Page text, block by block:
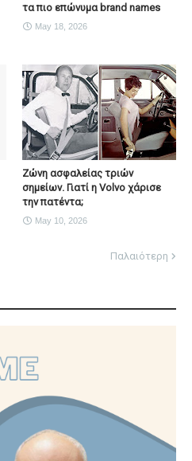
τα πιο επώνυμα brand names
May 18, 2026
Ζώνη ασφαλείας τριών
σημείων. Γιατί η Volvo χάρισε
την πατέντα;
May 10, 2026
Παλαιότερη